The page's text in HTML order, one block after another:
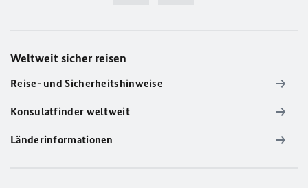
Weltweit sicher reisen
Reise- und Sicherheitshinweise
Konsulatfinder weltweit
Länderinformationen